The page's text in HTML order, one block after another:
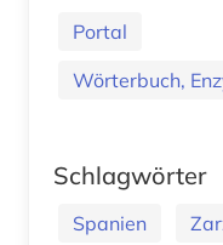
Portal
Wörterbuch,
Schlagwörter
Spanien